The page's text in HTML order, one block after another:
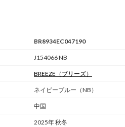
BR8934EC047190
J154066 NB
BREEZE （ブリーズ）
ネイビーブルー（NB）
中国
2025年 秋冬